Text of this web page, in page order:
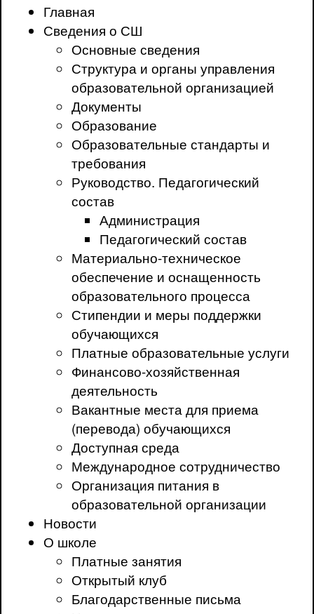
Главная
Сведения о СШ
Основные сведения
Структура и органы управления
образовательной организацией
Документы
Образование
Образовательные стандарты и
требования
Руководство. Педагогический
состав
Администрация
Педагогический состав
Материально-техническое
обеспечение и оснащенность
образовательного процесса
Стипендии и меры поддержки
обучающихся
Платные образовательные услуги
Финансово-хозяйственная
деятельность
Вакантные места для приема
(перевода) обучающихся
Доступная среда
Международное сотрудничество
Организация питания в
образовательной организации
Новости
О школе
Платные занятия
Открытый клуб
Благодарственные письма